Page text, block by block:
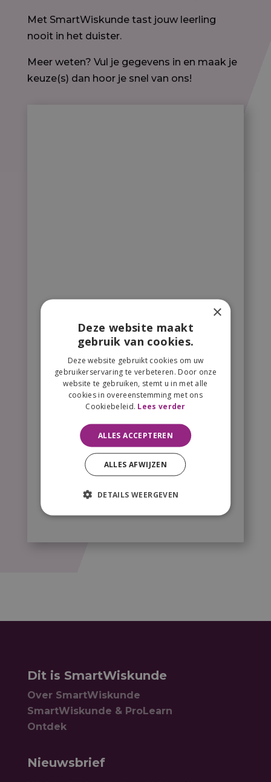
Met SmartWiskunde tast jouw leerling
nooit in het duister.
Meer weten? Vul je gegevens in en maak je
keuze(s) dan hoor je snel van ons!
Dit is SmartWiskunde
Over SmartWiskunde
SmartWiskunde & ProLearn
Ontdek
Nieuwsbrief
×
Deze website maakt
gebruik van cookies.
Deze website gebruikt cookies om uw
gebruikerservaring te verbeteren. Door onze
website te gebruiken, stemt u in met alle
cookies in overeenstemming met ons
Cookiebeleid. Lees verder
ALLES ACCEPTEREN
ALLES AFWIJZEN
DETAILS WEERGEVEN